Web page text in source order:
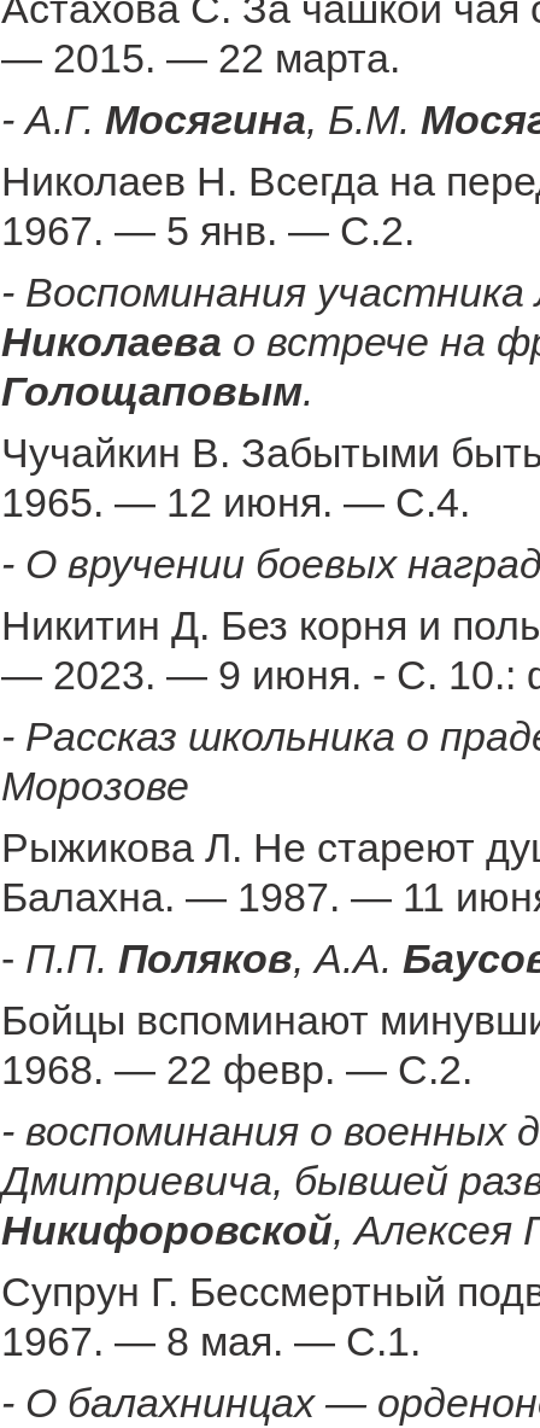
— 2015. — 22 марта.
- А.Г. Мосягина, Б.М.
Николаев Н. Всегда на
1967. — 5 янв. — С.2.
- Воспоминания
Николаева о встрече на
Голощаповым.
Чучайкин В. Забытыми
1965. — 12 июня. — С.4.
- О вручении боевых
Никитин Д. Без корня и
— 2023. — 9 июня. - С. 10.:
- Рассказ школьника о
Морозове
Рыжикова Л. Не стареют
Балахна. — 1987. — 11
- П.П. Поляков, А.А.
Бойцы вспоминают
1968. — 22 февр. — С.2.
- воспоминания о военных
Дмитриевича, бывшей
Никифоровской, Алексея
Супрун Г. Бессмертный
1967. — 8 мая. — С.1.
- О балахнинцах —